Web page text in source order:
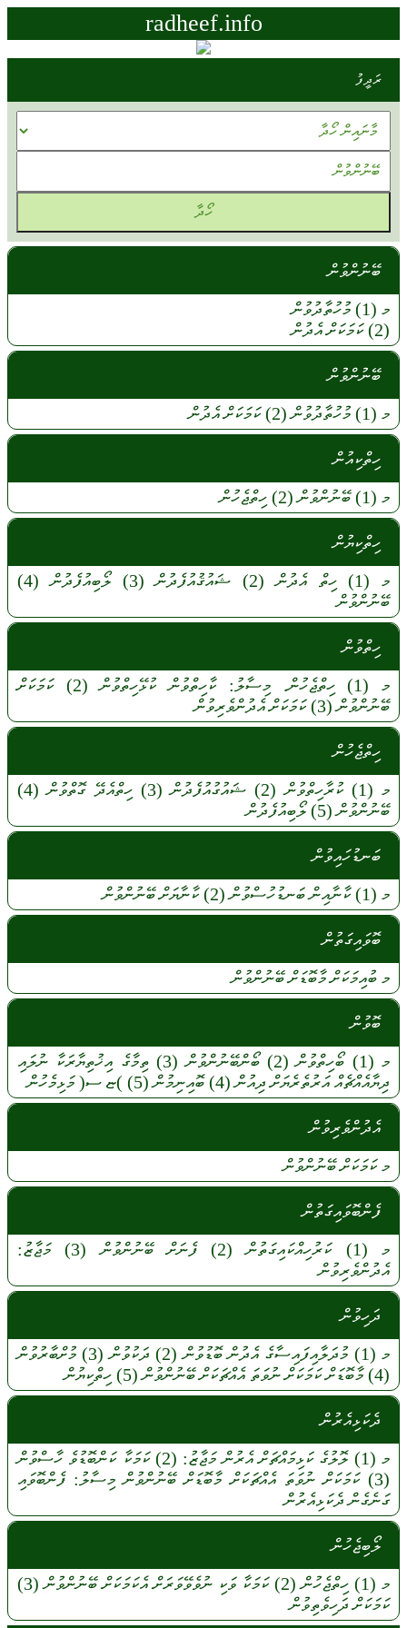
radheef.info
ރަދީފު
ބޭނުންވުން
މ (1)
މުހުތާދުވުން
(2)
ކަމަކަށްއެދުން
ބޭނުންވުން
މ (1) މުހުތާދުވުން(2) ކަމަކަށްއެދުން
ހިތްކިއުން
މ (1) ބޭނުންވުން(2) ހިތްޖެހުން
ހިތްކިޔުން
މ (1) ހިތްއެދުން (2) ޝައުޤުއުފެދުން (3) ލޯބިއުފެދުން (4)
ބޭނުންވުން
ހިތްވުން
މ (1) ހިތްޖެހުން.މިސާލު:ކާހިތްވުން ކުޅޭހިތްވުން (2)
ކަމަކަށް
ބޭނުންވުން(3) ކަމަކަށްއެދުންވެރިވުން
ހިތްޖެހުން
މ (1) ކުރާހިތްވުން (2) ޝައުގުއުފެދުން (3) ހިތްއެދޭގޮތްވުން (4)
ބޭނުންވުން(5) ލޯބިއުފެދުން
ބަނޑުހައިވުން
މ (1) ކާނާއިންބަނޑުހުސްވުން(2) ކާނާޔަށްބޭނުންވުން
ބޮވައިގަތުން
މ ބުއިމަކަށްމާބޮޑަށްބޭނުންވުން
ބޮވުން
މ (1) ބޯހިތްވުން (2) ބޯންބޭނުންވުން (3) ތިމާގެ އިޚުތިޔާރަކާ ނުލައި
ދިޔާއެއްޗެއްއަރުތެރެޔަށްދިއުން(4) ބޮއިނިމުން(5) )ޏ ސ(މަޅިމެހުން
އެދުންވެރިވުން
މކަމަކަށްބޭނުންވުން
ފެންބޮވައިގަތުން
މ (1) ކަރުހިއްކައިގަތުން (2) ފެނަށްބޭނުންވުން (3)
މަޖާޒު:
އެދުންވެރިވުން
ދަހިވުން
މ (1) މުދަލާއިފައިސާގެއެދުންބޮޑުވުން (2) ދަކުވުން (3)
މުށްބާރުވުން
(4)
މާބޮޑަށްކަމަކަށްނުވަތައެއްޗަކަށްބޭނުންވުން(5) ހިތްކިޔުން
ދެކަޅިއެރުން
މ (1) ލޮލުގެކަޅިމައްޗަށްއެރުންމަޖާޒު: (2) ކަމަކާކަންބޮޑުވެހާސްވުން
(3)
ކަމަކަށްނުވަތައެއްޗަކަށްމާބޮޑަށްބޭނުންވުން މިސާލު:ފެންބޮވައި
ގަނެގެންދެކަޅިއެރުން
ލޯބިޖެހުން
މ (1) ހިތްޖެހުން(2) ކަމަކާވަކި ނުވެވޭވަރަށްއެކަމަކަށްބޭނުންވުން(3)
ކަމަކަށްދަހިވެތިވުން